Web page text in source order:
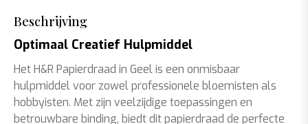
Beschrijving
Optimaal Creatief Hulpmiddel
Het H&R Papierdraad in Geel is een onmisbaar
hulpmiddel voor zowel professionele bloemisten als
hobbyisten. Met zijn veelzijdige toepassingen en
betrouwbare binding, biedt dit papierdraad de perfecte